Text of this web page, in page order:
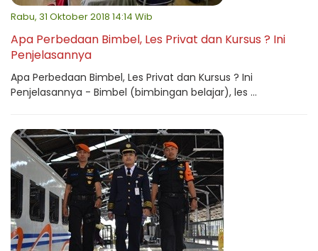
Rabu, 31 Oktober 2018 14:14 Wib
Apa Perbedaan Bimbel, Les Privat dan Kursus ? Ini
Penjelasannya
Apa Perbedaan Bimbel, Les Privat dan Kursus ? Ini
Penjelasannya - Bimbel (bimbingan belajar), les ...